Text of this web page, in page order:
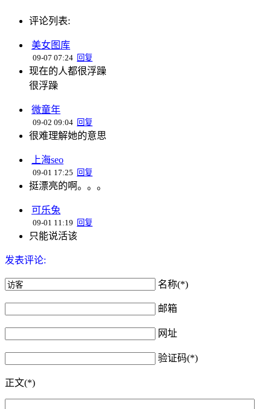
评论列表:
美女图库
09-07 07:24 回复
现在的人都很浮躁
很浮躁
微童年
09-02 09:04 回复
很难理解她的意思
上海seo
09-01 17:25 回复
挺漂亮的啊。。。
可乐兔
09-01 11:19 回复
只能说活该
发表评论:
名称(*)
邮箱
网址
验证码(*)
正文(*)